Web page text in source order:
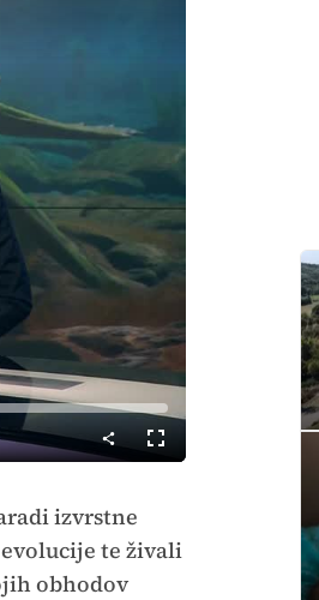
Celozaslonski
način
izvrstne
te živali
obhodov